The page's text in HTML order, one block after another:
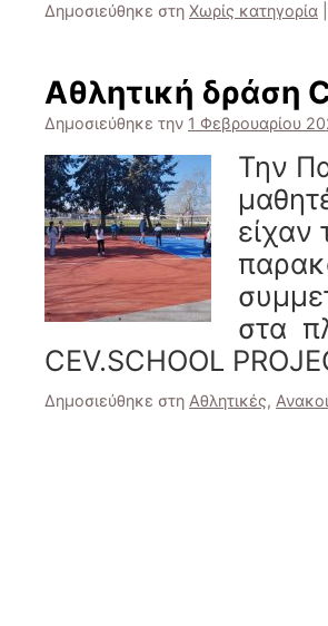
Δημοσιεύθηκε στη Χωρίς κατηγορία
Αθλητική δράση
Δημοσιεύθηκε την 1 Φεβρουαρίου
Την
είχαν
στα
CEV.SCHOΟL
Δημοσιεύθηκε στη Αθλητικές,